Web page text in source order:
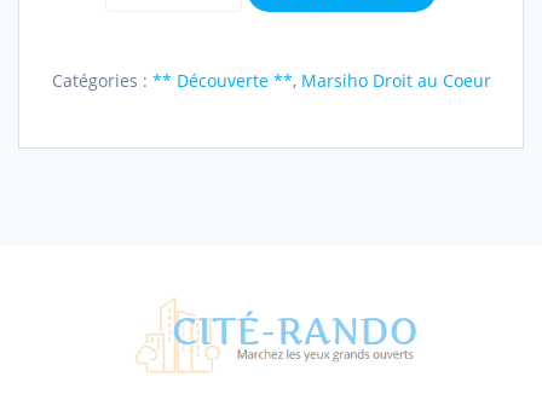
-
Droit
Catégories : ** Découverte **, Marsiho Droit au Coeur